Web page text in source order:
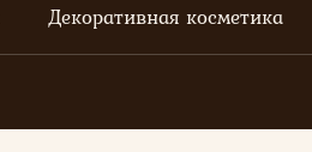
Декоративная косметика